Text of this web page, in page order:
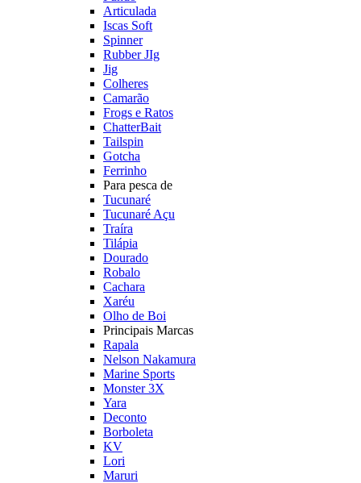
Articulada
Iscas Soft
Spinner
Rubber JIg
Jig
Colheres
Camarão
Frogs e Ratos
ChatterBait
Tailspin
Gotcha
Ferrinho
Para pesca de
Tucunaré
Tucunaré Açu
Traíra
Tilápia
Dourado
Robalo
Cachara
Xaréu
Olho de Boi
Principais Marcas
Rapala
Nelson Nakamura
Marine Sports
Monster 3X
Yara
Deconto
Borboleta
KV
Lori
Maruri